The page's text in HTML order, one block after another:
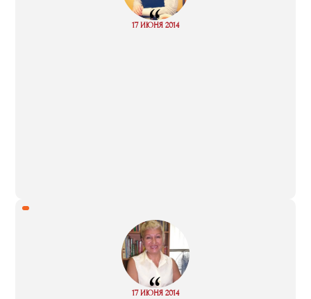
“
17 ИЮНЯ 2014
Read
17 ИЮНЯ 2014
Read